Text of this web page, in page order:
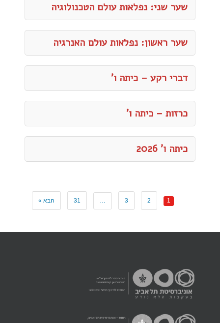
שער שני: נפלאות עולם הטכנולוגיה
שער ראשון: נפלאות עולם האנרגיה
דברי רקע – כיתה ו'
כרזות – כיתה ו'
כיתה ו' 2026
1
2
3
…
31 הבא »